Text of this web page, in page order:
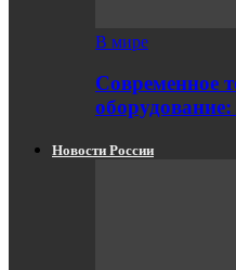
В мире
Современное
Новости России